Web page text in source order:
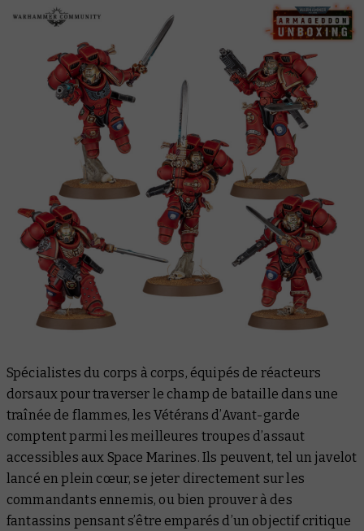
Spécialistes du corps à corps, équipés de réacteurs
dorsaux pour traverser le champ de bataille dans une
traînée de flammes, les Vétérans d’Avant-garde
comptent parmi les meilleures troupes d’assaut
accessibles aux Space Marines. Ils peuvent, tel un javelot
lancé en plein cœur, se jeter directement sur les
commandants ennemis, ou bien prouver à des
fantassins pensant s’être emparés d’un objectif critique